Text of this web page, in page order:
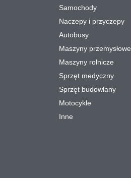
Samochody
Naczepy i przyczepy
Autobusy
Maszyny przemysłowe
Maszyny rolnicze
Sprzęt medyczny
Sprzęt budowlany
Motocykle
Inne